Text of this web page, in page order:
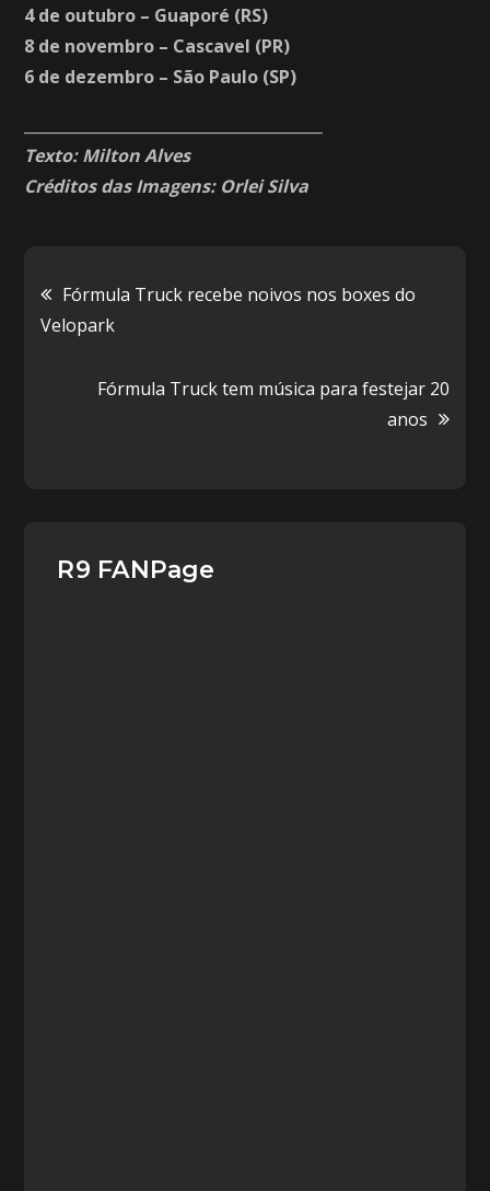
4 de outubro – Guaporé (RS)
8 de novembro – Cascavel (PR)
6 de dezembro – São Paulo (SP)
Texto: Milton Alves
Créditos das Imagens: Orlei Silva
Navegação
de
Fórmula Truck recebe noivos nos boxes do
Velopark
Fórmula Truck tem música para festejar 20
anos
R9 FANPage